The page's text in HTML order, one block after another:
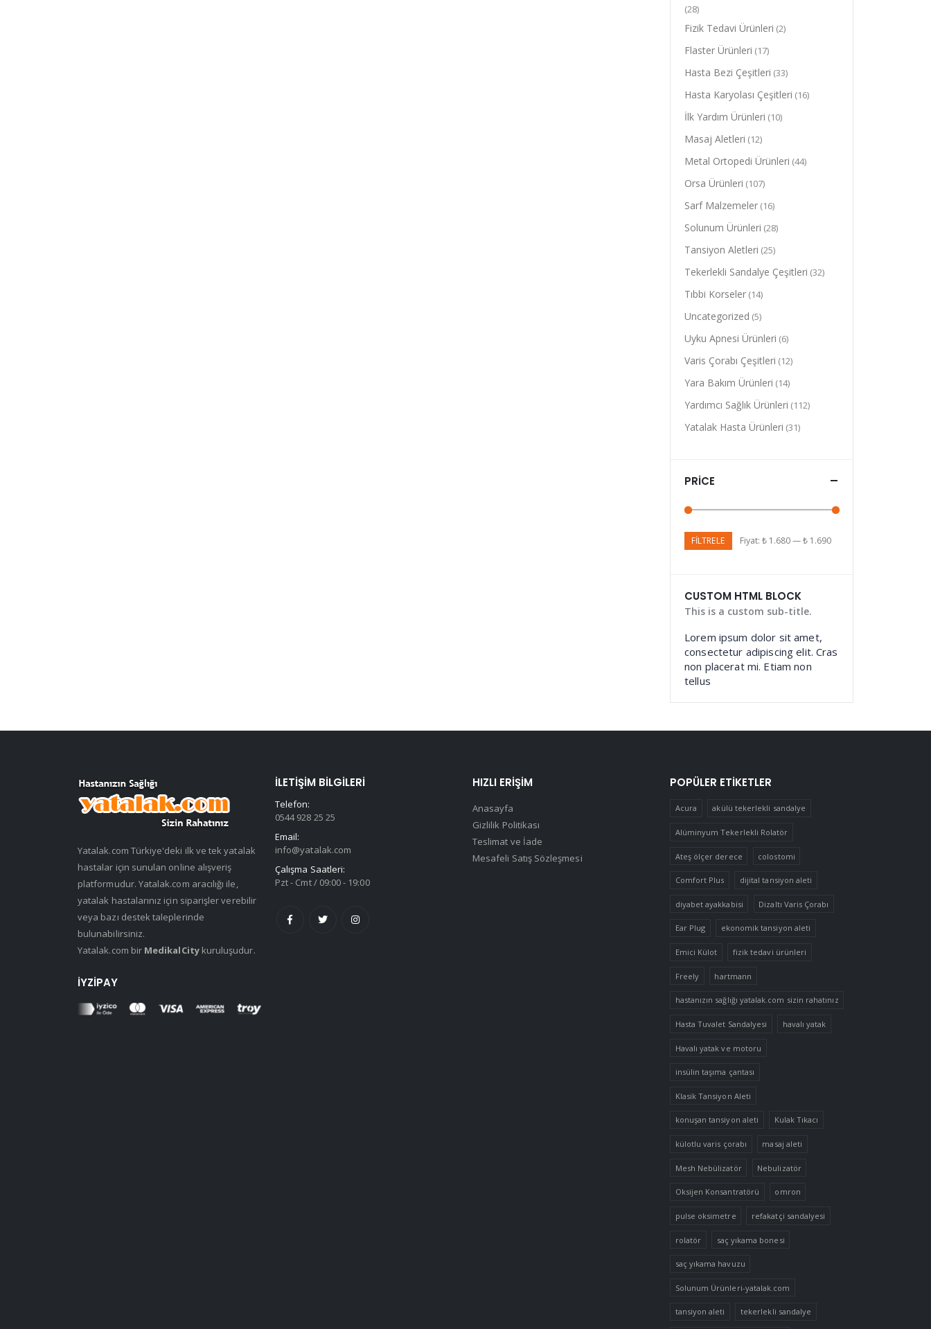
(28)
Fizik Tedavi Ürünleri (2)
Flaster Ürünleri (17)
Hasta Bezi Çeşitleri (33)
Hasta Karyolası Çeşitleri (16)
İlk Yardım Ürünleri (10)
Masaj Aletleri (12)
Metal Ortopedi Ürünleri (44)
Orsa Ürünleri (107)
Sarf Malzemeler (16)
Solunum Ürünleri (28)
Tansiyon Aletleri (25)
Tekerlekli Sandalye Çeşitleri (32)
Tıbbi Korseler (14)
Uncategorized (5)
Uyku Apnesi Ürünleri (6)
Varis Çorabı Çeşitleri (12)
Yara Bakım Ürünleri (14)
Yardımcı Sağlık Ürünleri (112)
Yatalak Hasta Ürünleri (31)
PRICE
FILTRELE Fiyat: ₺ 1.680—₺ 1.690
CUSTOM HTML BLOCK
This is a custom sub-title.
Lorem ipsum dolor sit amet,
consectetur adipiscing elit. Cras
non placerat mi. Etiam non
tellus
Yatalak.com Türkiye'deki ilk ve tek yatalak
hastalar için sunulan online alışveriş
platformudur. Yatalak.com aracılığı ile,
yatalak hastalarınız için siparişler verebilir
veya bazı destek taleplerinde
bulunabilirsiniz.
Yatalak.com bir MedikalCitykuruluşudur.
İYZIPAY
İLETIŞIM BILGILERI
Telefon:
0544 928 25 25
Email:
info@yatalak.com
Çalışma Saatleri:
Pzt - Cmt / 09:00 - 19:00
HIZLI ERIŞIM
Anasayfa
Gizlilik Politikası
Teslimat ve İade
Mesafeli Satış Sözleşmesi
POPÜLER ETIKETLER
Acura akülü tekerlekli sandalye
Alüminyum Tekerlekli Rolatör
Ateş ölçer derece colostomi
Comfort Plus dijital tansiyon aleti
diyabet ayakkabisi Dizaltı Varis Çorabı
Ear Plug ekonomik tansiyon aleti
Emici Külot fizik tedavi ürünleri
Freely hartmann
hastanızın sağlığı yatalak.com sizin rahatınız
Hasta Tuvalet Sandalyesi havalı yatak
Havalı yatak ve motoru
insülin taşıma çantası
Klasik Tansiyon Aleti
konuşan tansiyon aleti Kulak Tıkacı
külotlu varis çorabı masaj aleti
Mesh Nebülizatör Nebulizatör
Oksijen Konsantratörü omron
pulse oksimetre refakatçi sandalyesi
rolatör saç yıkama bonesi
saç yıkama havuzu
Solunum Ürünleri-yatalak.com
tansiyon aleti tekerlekli sandalye